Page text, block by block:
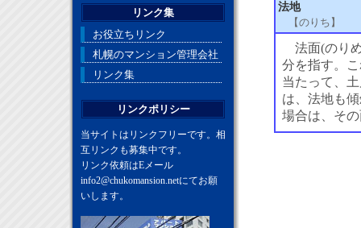
法地
【のりち】
法面(のり
分を指す。
当たって、
は、法地も
場合は、そ
リンク集
お役立ちリンク
札幌のマンション管理会社
リンク集
リンクポリシー
当サイトはリンクフリーです。相
互リンクも募集中です。
リンク依頼はEメール
info2@chukomansion.netにてお願
いします。